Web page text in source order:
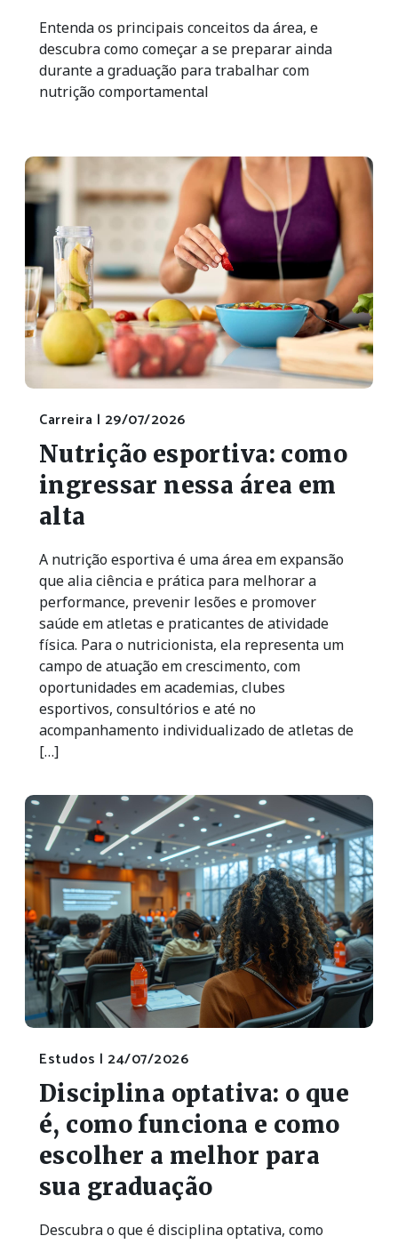
Entenda os principais conceitos da área, e
descubra como começar a se preparar ainda
durante a graduação para trabalhar com
nutrição comportamental
Carreira | 29/07/2026
Nutrição esportiva: como
ingressar nessa área em
alta
A nutrição esportiva é uma área em expansão
que alia ciência e prática para melhorar a
performance, prevenir lesões e promover
saúde em atletas e praticantes de atividade
física. Para o nutricionista, ela representa um
campo de atuação em crescimento, com
oportunidades em academias, clubes
esportivos, consultórios e até no
acompanhamento individualizado de atletas de
[…]
Estudos | 24/07/2026
Disciplina optativa: o que
é, como funciona e como
escolher a melhor para
sua graduação
Descubra o que é disciplina optativa, como